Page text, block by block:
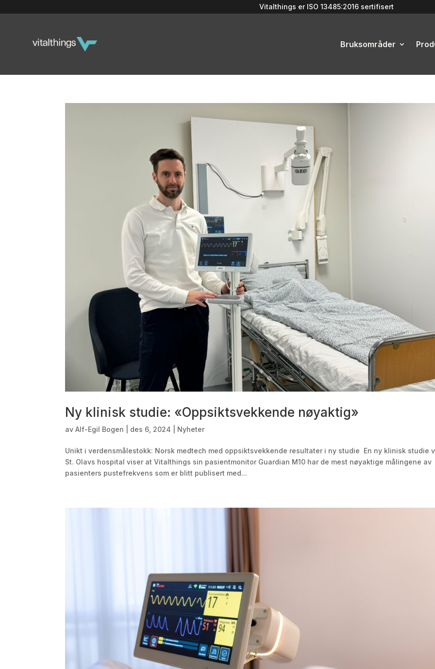
Vitalthings er ISO 13485:2016sertifisert
Bruksområder
Ny klinisk studie: «Oppsiktsvekkende nøyaktig»
avAlf-Egil Bogen des 6, 2024 Nyheter
Unikt i verdensmålestokk: Norsk medtech med oppsiktsvekkende resultater i ny studie En ny klinisk studie
St. Olavs hospital viser at Vitalthings sin pasientmonitor Guardian M10 har de mest nøyaktige målingene av
pasienters pustefrekvens som er blitt publisert med...